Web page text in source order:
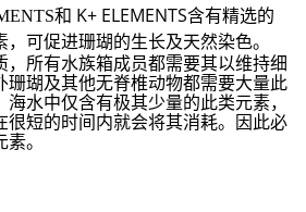
和 K+ ELEMENTS含有精选的
可促进珊瑚的生长及天然染色。
，所有水族箱成员都需要其以维持细
珊瑚及其他无脊椎动物都需要大量此
水中仅含有极其少量的此类元素，
很短的时间内就会将其消耗。因此必
。